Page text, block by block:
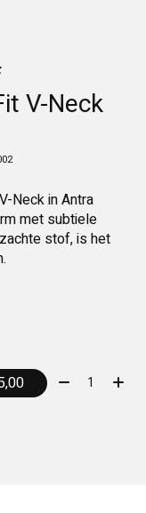
V-Neck
Neck in Antra
met subtiele
stof, is het
— €75,00 Aantal: